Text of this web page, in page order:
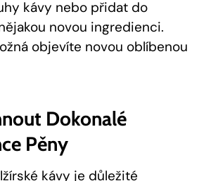
kávy nebo přidat do
novou ingredienci.
objevíte novou oblíbenou
Dokonalé
Pěny
kávy je důležité